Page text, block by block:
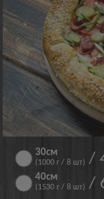
30см
(1000 г / 8 шт) /
40см
(1530 г / 8 шт) /